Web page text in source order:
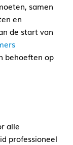
samen
en
de start van
behoeften op
alle
professioneel